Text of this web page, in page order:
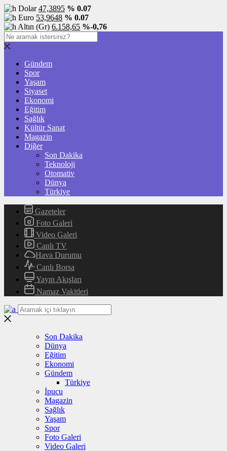
Dolar47,3895 % 0.07
Euro 53,9648 % 0.07
Altın (Gr) 6.158,65 %-0,76
Gündem
Spor
Yaşam
Siyaset
Ekonomi
Eğitim
Sağlık
Kültür Sanat
Magazin
Diğer
Son Dakika
Teknoloji
Otomativ
Dünya
Türkiye
Gazeteler
Foto Galeri
Video Galeri
Canlı TV
Hava Durumu
Canlı Borsa
Yayın Akışları
Namaz Vakitleri
Son Dakika
Dünya
Eğitim
Ekonomi
Gündem
Türkiye
İpucu
Magazin
Sağlık
Yaşam
Spor
Foto Galeri
Video Galeri